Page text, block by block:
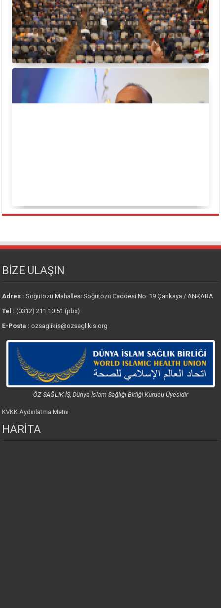
BİZE ULAŞIN
Adres :Söğütözü Mahallesi Söğütözü Caddesi No: 19 Çankaya / ANKARA
Tel : (0312) 211 10 51 (pbx)
E-Posta : ozsaglikis@ozsaglikis.org
ÖZ SAĞLIK-İŞ, Dünya İslam Sağlığı Birliği Kurucu Üyesidir
KVKK Aydınlatma Metni
HARİTA